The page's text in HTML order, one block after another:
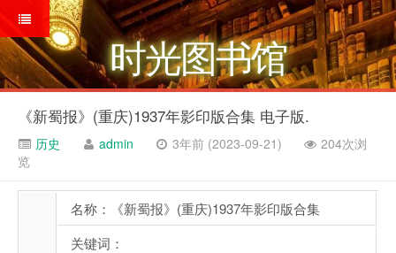
时光图书馆
《新蜀报》(重庆)1937年影印版合集 电子版.
历史 admin 3年前 (2023-09-21)
204次浏
览
名称：《新蜀报》(重庆)1937年影印版合集
关键词：